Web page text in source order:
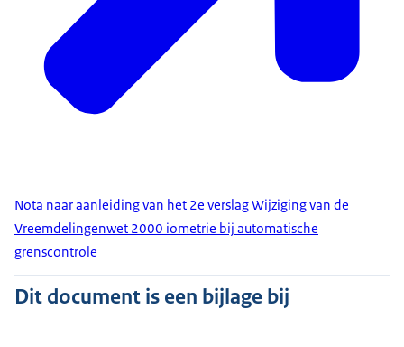
Nota naar aanleiding van het 2e verslag Wijziging van de
Vreemdelingenwet 2000 iometrie bij automatische
grenscontrole
Dit document is een bijlage bij